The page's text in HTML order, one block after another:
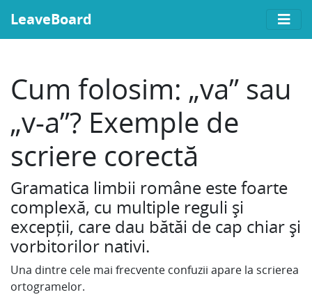
LeaveBoard
Cum folosim: „va” sau
„v-a”? Exemple de
scriere corectă
Gramatica limbii române este foarte
complexă, cu multiple reguli și
excepții, care dau bătăi de cap chiar și
vorbitorilor nativi.
Una dintre cele mai frecvente confuzii apare la scrierea
ortogramelor.